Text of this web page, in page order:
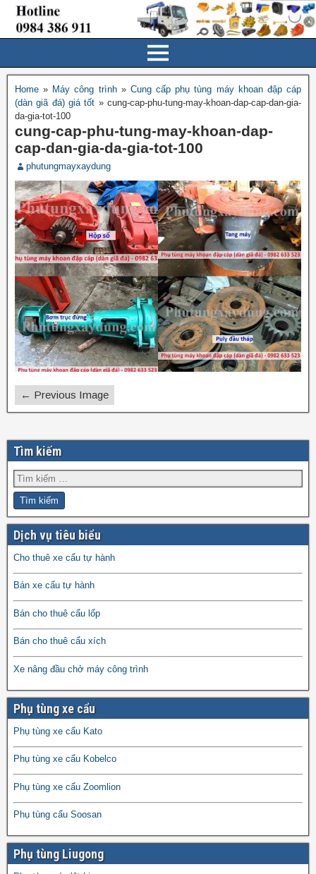
Home » Máy công trình» Cung cấp phụ tùng máy khoan đập cáp
(dàn giã đá) giá tốt »cung-cap-phu-tung-may-khoan-dap-cap-dan-gia-
da-gia-tot-100
cung-cap-phu-tung-may-khoan-dap-
cap-dan-gia-da-gia-tot-100
phutungmayxaydung
← Previous Image
Tìm kiếm
Dịch vụ tiêu biểu
Cho thuê xe cẩu tự hành
Bán xe cẩu tự hành
Bán cho thuê cẩu lốp
Bán cho thuê cẩu xích
Xe nâng đầu chở máy công trình
Phụ tùng xe cẩu
Phụ tùng xe cẩu Kato
Phụ tùng xe cẩu Kobelco
Phụ tùng xe cẩu Zoomlion
Phụ tùng cẩu Soosan
Phụ tùng Liugong